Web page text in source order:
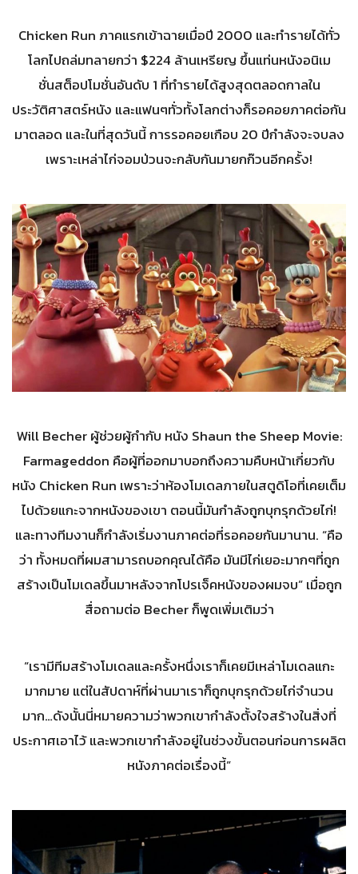
Chicken Run ภาคแรกเข้าฉายเมื่อปี 2000 และทำรายได้ทั่ว
โลกไปถล่มทลายกว่า $224 ล้านเหรียญ ขึ้นแท่นหนังอนิเม
ชั่นสต็อปโมชั่นอันดับ 1 ที่ทำรายได้สูงสุดตลอดกาลใน
ประวัติศาสตร์หนัง และแฟนๆทั่วทั้งโลกต่างก็รอคอยภาคต่อกัน
มาตลอด และในที่สุดวันนี้ การรอคอยเกือบ 20 ปีกำลังจะจบลง
เพราะเหล่าไก่จอมป่วนจะกลับกันมายกก๊วนอีกครั้ง!
Will Becher ผู้ช่วยผู้กำกับ หนัง Shaun the Sheep Movie:
Farmageddon คือผู้ที่ออกมาบอกถึงความคืบหน้าเกี่ยวกับ
หนัง Chicken Run เพราะว่าห้องโมเดลภายในสตูดิโอที่เคยเต็ม
ไปด้วยแกะจากหนังของเขา ตอนนี้มันกำลังถูกบุกรุกด้วยไก่!
และทางทีมงานก็กำลังเริ่มงานภาคต่อที่รอคอยกันมานาน. “คือ
ว่า ทั้งหมดที่ผมสามารถบอกคุณได้คือ มันมีไก่เยอะมากๆที่ถูก
สร้างเป็นโมเดลขึ้นมาหลังจากโปรเจ็คหนังของผมจบ” เมื่อถูก
สื่อถามต่อ Becher ก็พูดเพิ่มเติมว่า
“เรามีทีมสร้างโมเดลและครั้งหนึ่งเราก็เคยมีเหล่าโมเดลแกะ
มากมาย แต่ในสัปดาห์ที่ผ่านมาเราก็ถูกบุกรุกด้วยไก่จำนวน
มาก…ดังนั้นนี่หมายความว่าพวกเขากำลังตั้งใจสร้างในสิ่งที่
ประกาศเอาไว้ และพวกเขากำลังอยู่ในช่วงขั้นตอนก่อนการผลิต
หนังภาคต่อเรื่องนี้”